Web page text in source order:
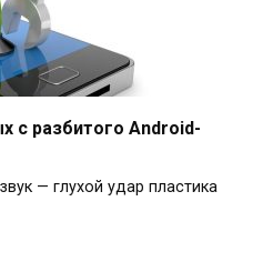
с разбитого Android-
— глухой удар пластика